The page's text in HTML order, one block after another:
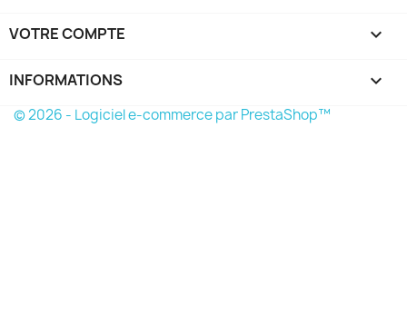
VOTRE COMPTE 
INFORMATIONS keyboard_arrow_down
© 2026 - Logiciel e-commerce par PrestaShop™